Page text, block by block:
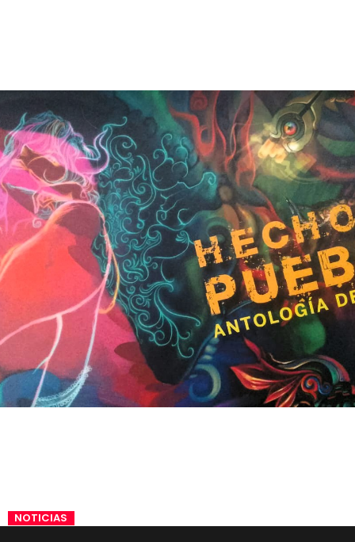
NOTICIAS